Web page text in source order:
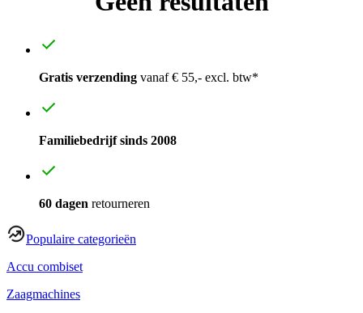
Gratis verzending vanaf € 55,- excl. btw*
Familiebedrijf sinds 2008
60 dagen retourneren
Populaire categorieën
Accu combiset
Zaagmachines